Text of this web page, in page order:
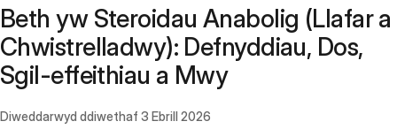
Beth yw Steroidau Anabolig (Llafar a
Chwistrelladwy): Defnyddiau, Dos,
Sgil-effeithiau a Mwy
Diweddarwyd ddiwethaf 3 Ebrill 2026